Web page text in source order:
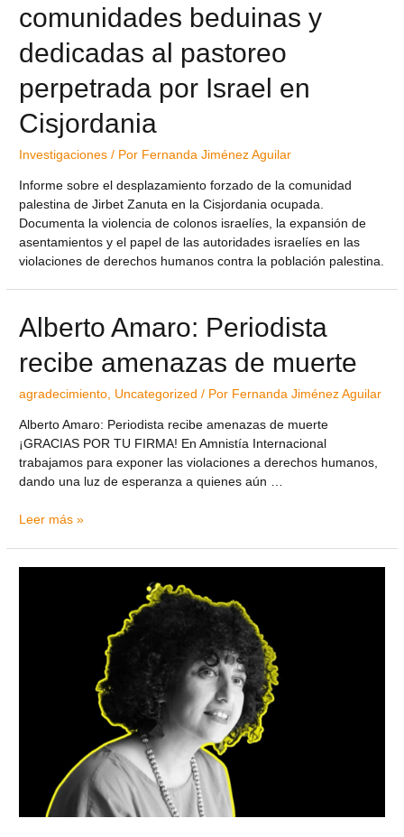
comunidades beduinas y
dedicadas al pastoreo
perpetrada por Israel en
Cisjordania
Investigaciones / Por Fernanda Jiménez Aguilar
Informe sobre el desplazamiento forzado de la comunidad
palestina de Jirbet Zanuta en la Cisjordania ocupada.
Documenta la violencia de colonos israelíes, la expansión de
asentamientos y el papel de las autoridades israelíes en las
violaciones de derechos humanos contra la población palestina.
Alberto Amaro: Periodista
recibe amenazas de muerte
agradecimiento Uncategorized / Por Fernanda Jiménez Aguilar
Alberto Amaro: Periodista recibe amenazas de muerte
¡GRACIAS POR TU FIRMA! En Amnistía Internacional
trabajamos para exponer las violaciones a derechos humanos,
dando una luz de esperanza a quienes aún …
Leer más »